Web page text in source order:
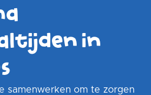
in
samenwerken om te zorgen